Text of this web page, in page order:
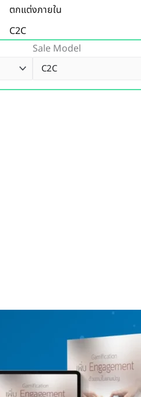
ตกแต่งภายใน
C2C
Sale Model